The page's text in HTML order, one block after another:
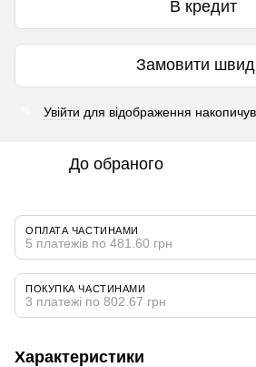
В кредит
Замовити
Увійти для відображення
До обраного
ОПЛАТА ЧАСТИНАМИ
5 платежів по 481.60 грн
ПОКУПКА ЧАСТИНАМИ
3 платежі по 802.67 грн
Характеристики